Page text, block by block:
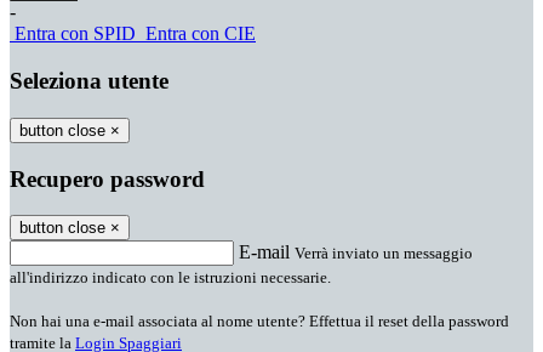
-
Entra con SPID Entra con CIE
Seleziona utente
button close ×
Recupero password
button close ×
E-mail Verrà inviato un messaggio
all'indirizzo indicato con le istruzioni necessarie.
Non hai una e-mail associata al nome utente? Effettua il reset della password
tramite la Login Spaggiari